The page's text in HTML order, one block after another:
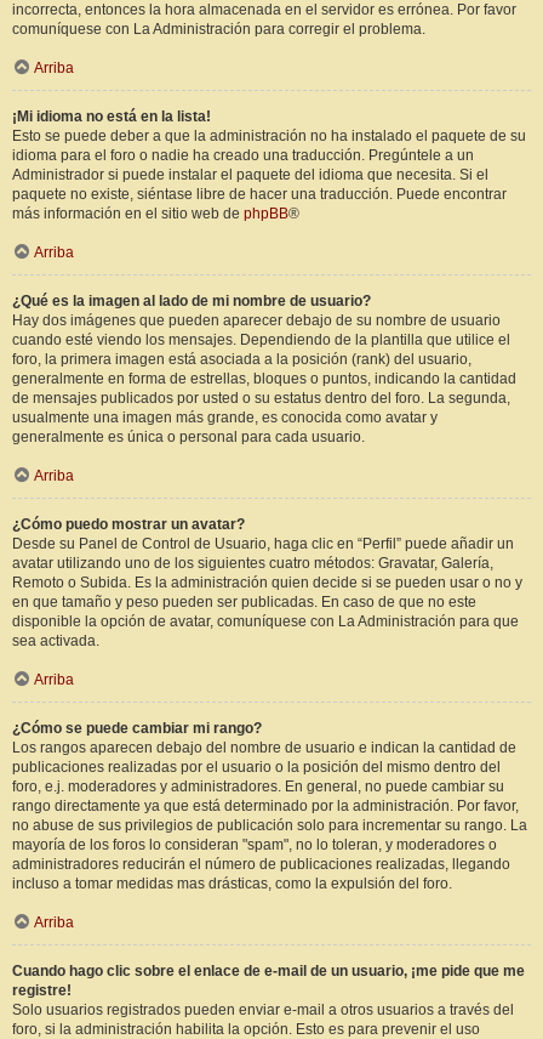
incorrecta, entonces la hora almacenada en el servidor es errónea. Por favor
comuníquese con La Administración para corregir el problema.
Arriba
¡Mi idioma no está en la lista!
Esto se puede deber a que la administración no ha instalado el paquete de su
idioma para el foro o nadie ha creado una traducción. Pregúntele a un
Administrador si puede instalar el paquete del idioma que necesita. Si el
paquete no existe, siéntase libre de hacer una traducción. Puede encontrar
más información en el sitio web de phpBB®
Arriba
¿Qué es la imagen al lado de mi nombre de usuario?
Hay dos imágenes que pueden aparecer debajo de su nombre de usuario
cuando esté viendo los mensajes. Dependiendo de la plantilla que utilice el
foro, la primera imagen está asociada a la posición (rank) del usuario,
generalmente en forma de estrellas, bloques o puntos, indicando la cantidad
de mensajes publicados por usted o su estatus dentro del foro. La segunda,
usualmente una imagen más grande, es conocida como avatar y
generalmente es única o personal para cada usuario.
Arriba
¿Cómo puedo mostrar un avatar?
Desde su Panel de Control de Usuario, haga clic en “Perfil” puede añadir un
avatar utilizando uno de los siguientes cuatro métodos: Gravatar, Galería,
Remoto o Subida. Es la administración quien decide si se pueden usar o no y
en que tamaño y peso pueden ser publicadas. En caso de que no este
disponible la opción de avatar, comuníquese con La Administración para que
sea activada.
Arriba
¿Cómo se puede cambiar mi rango?
Los rangos aparecen debajo del nombre de usuario e indican la cantidad de
publicaciones realizadas por el usuario o la posición del mismo dentro del
foro, e.j. moderadores y administradores. En general, no puede cambiar su
rango directamente ya que está determinado por la administración. Por favor,
no abuse de sus privilegios de publicación solo para incrementar su rango. La
mayoría de los foros lo consideran "spam", no lo toleran, y moderadores o
administradores reducirán el número de publicaciones realizadas, llegando
incluso a tomar medidas mas drásticas, como la expulsión del foro.
Arriba
Cuando hago clic sobre el enlace de e-mail de un usuario, ¡me pide que me
registre!
Solo usuarios registrados pueden enviar e-mail a otros usuarios a través del
foro, si la administración habilita la opción. Esto es para prevenir el uso